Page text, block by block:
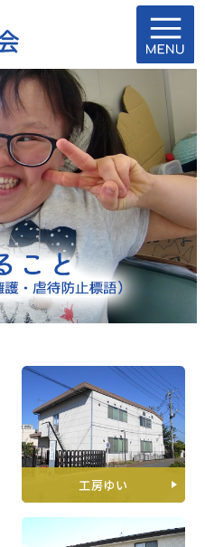
工房ゆい